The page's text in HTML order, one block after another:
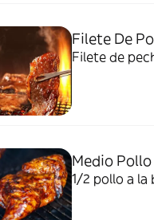
Filete De
Medio
1/2 pollo a la